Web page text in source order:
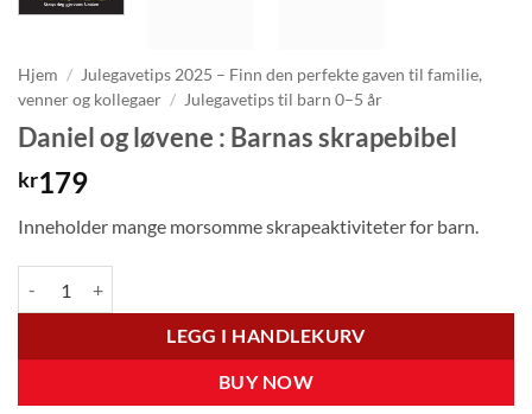
Hjem /
Julegavetips 2025 – Finn den perfekte gaven til familie,
venner og kollegaer / Julegavetips til barn 0–5 år
Daniel og løvene : Barnas skrapebibel
kr179
Inneholder mange morsomme skrapeaktiviteter for barn.
LEGG I HANDLEKURV
BUY NOW